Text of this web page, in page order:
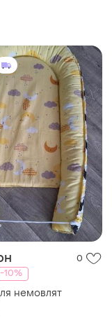
0
-10%
немовлят